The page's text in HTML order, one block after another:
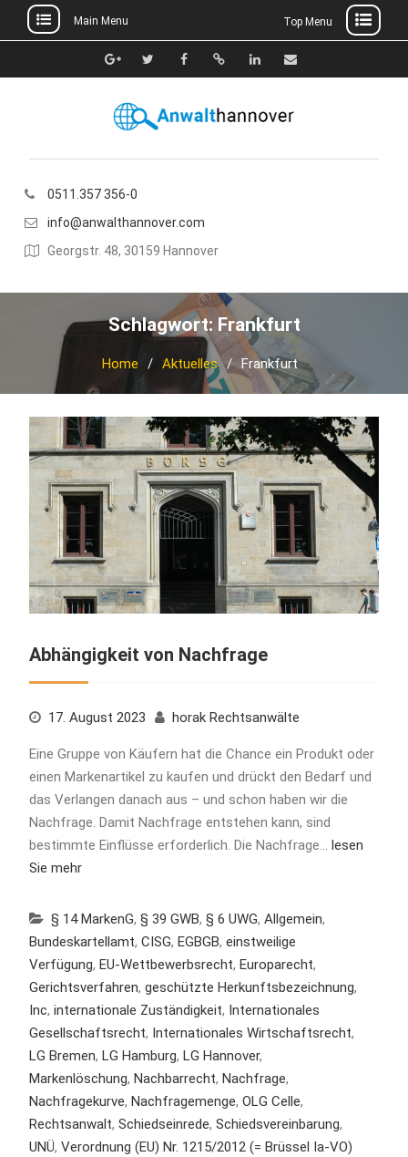
to
Main Menu Top Menu
Google+TwitterFacebook
Xing Linkedin
E-
0511.357 356-0
info@anwalthannover.com
Georgstr. 48, 30159 Hannover
Schlagwort: Frankfurt
Home Aktuelles Frankfurt
Abhängigkeit von Nachfrage
17. August 2023 horak Rechtsanwälte
Eine Gruppe von Käufern hat die Chance ein Produkt oder
einen Markenartikel zu kaufen und drückt den Bedarf und
das Verlangen danach aus – und schon haben wir die
Nachfrage. Damit Nachfrage entstehen kann, sind
bestimmte Einflüsse erforderlich. Die Nachfrage… lesen
Sie mehr
§ 14 MarkenG, § 39 GWB, § 6 UWG, Allgemein,
Bundeskartellamt, CISG, EGBGB, einstweilige
Verfügung, EU-Wettbewerbsrecht, Europarecht,
Gerichtsverfahren, geschützte Herkunftsbezeichnung,
Inc, internationale Zuständigkeit, Internationales
Gesellschaftsrecht, Internationales Wirtschaftsrecht,
LG Bremen, LG Hamburg, LG Hannover,
Markenlöschung, Nachbarrecht, Nachfrage,
Nachfragekurve, Nachfragemenge, OLG Celle,
Rechtsanwalt, Schiedseinrede, Schiedsvereinbarung,
UNÜ, Verordnung (EU) Nr. 1215/2012 (= Brüssel Ia-VO)